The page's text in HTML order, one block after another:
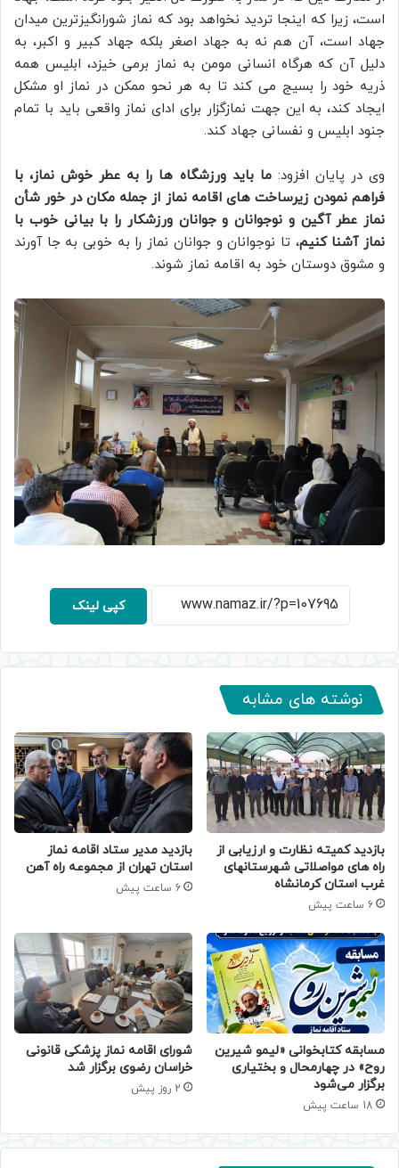
است، زیرا که اینجا تردید نخواهد بود که نماز شورانگیزترین میدان
جهاد است، آن هم نه به جهاد اصغر بلکه جهاد کبیر و اکبر، به
دلیل آن که هرگاه انسانی مومن به نماز برمی خیزد، ابلیس همه
ذریه خود را بسیج می کند تا به هر نحو ممکن در نماز او مشکل
ایجاد کند، به این جهت نمازگزار برای ادای نماز واقعی باید با تمام
جنود ابلیس و نفسانی جهاد کند.
وی در پایان افزود:ما باید ورزشگاه ها را به عطر خوش نماز، با
فراهم نمودن زیرساخت های اقامه نماز از جمله مکان در خور شأن
نماز عطر آگین و نوجوانان و جوانان ورزشکار را با بیانی خوب با
نماز آشنا کنیم، تا نوجوانان و جوانان نماز را به خوبی به جا آورند
و مشوق دوستان خود به اقامه نماز شوند.
کپی لینک
نوشته های مشابه
بازدید کمیته نظارت و ارزیابی از
راه های مواصلاتی شهرستانهای
غرب استان کرمانشاه
6 ساعت پیش
بازدید مدیر ستاد اقامه نماز
استان تهران از مجموعه راه آهن
6 ساعت پیش
مسابقه کتابخوانی «لیمو شیرین
روح» در چهارمحال و بختیاری
برگزار می‌شود
18 ساعت پیش
شورای اقامه نماز پزشکی قانونی
خراسان رضوی برگزار شد
2 روز پیش